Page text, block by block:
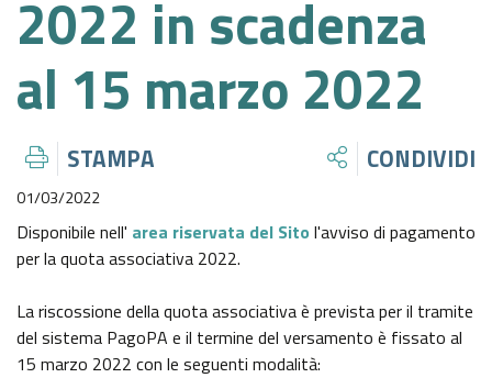
2022 in scadenza
al 15 marzo 2022
STAMPA CONDIVIDI
01/03/2022
Disponibile nell' area riservata del Sito l'avviso di pagamento
per la quota associativa 2022.
La riscossione della quota associativa è prevista per il tramite
del sistema PagoPA e il termine del versamento è fissato al
15 marzo 2022 con le seguenti modalità:
ACCORDI PER LA FORMAZIONE PROFESSIONALE
ALTRI ACCORDI
ITALIA PROFESSIONI
CENTRO STUDI ODCEC MILANO
CONTATTI
DOCUMENTAZIONE ASSEMBLEA 2019
DOCUMENTAZIONE ASSEMBLEA 2018
DOCUMENTAZIONE ASSEMBLEA 2017
LAVORO DIRITTI EUROPA
INTERPELLI ADE
DESK ADE
REGISTRO DEI TITOLARI EFFETTIVI
EDITORIALI
QUADERNI
ENTI TERZI
CALENDARI
OBBLIGHI FORMATIVI ALBI, REGISTRI O ELENCHI
SPECIFICI
DELLO STUDIO PROFESSIONALE
COMMISSIONI CONSIGLIATURA 2022/2026
COMMISSIONI CONSIGLIATURA 2017/2022
ATTIVITÀ E PROCEDIMENTI
PROVVEDIMENTI
BANDI DI GARA E CONTRATTI
SOVVENZIONI, CONTRIBUTI, SUSSIDI, VANTAGGI
ECONOMICI
BILANCI
MEF
INPS
CNPR
AMA
COMUNE DI MILANO
CITTÀ METROPOLITANA DI MILANO